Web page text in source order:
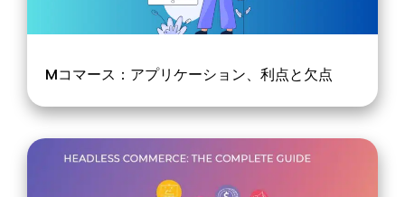
Mコマース：アプリケーション、利点と欠点